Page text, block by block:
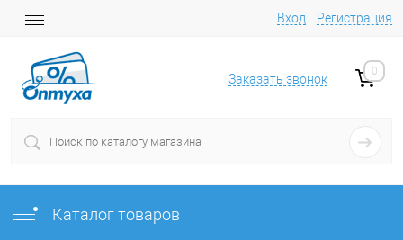
Вход Регистрация
Заказать звонок
0
Каталог товаров